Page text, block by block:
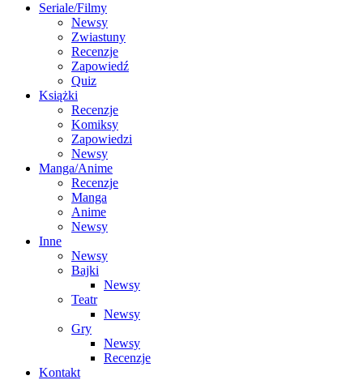
Seriale/Filmy
Newsy
Zwiastuny
Recenzje
Zapowiedź
Quiz
Książki
Recenzje
Komiksy
Zapowiedzi
Newsy
Manga/Anime
Recenzje
Manga
Anime
Newsy
Inne
Newsy
Bajki
Newsy
Teatr
Newsy
Gry
Newsy
Recenzje
Kontakt